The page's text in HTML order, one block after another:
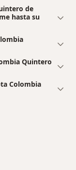
de
hasta su
Quintero
Colombia